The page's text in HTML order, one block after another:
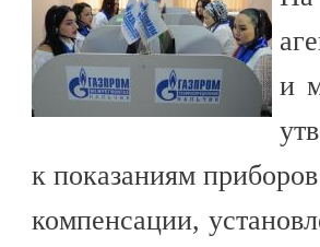
и
к показаниям
компенсации,